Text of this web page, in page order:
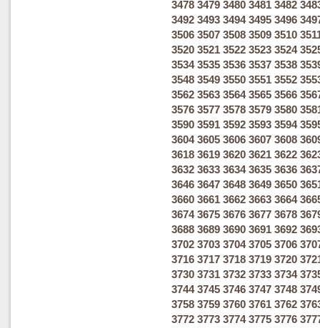
3478 3479 3480 3481 3482
3492 3493 3494 3495 3496
3506 3507 3508 3509 3510
3520 3521 3522 3523 3524
3534 3535 3536 3537 3538
3548 3549 3550 3551 3552
3562 3563 3564 3565 3566
3576 3577 3578 3579 3580
3590 3591 3592 3593 3594
3604 3605 3606 3607 3608
3618 3619 3620 3621 3622
3632 3633 3634 3635 3636
3646 3647 3648 3649 3650
3660 3661 3662 3663 3664
3674 3675 3676 3677 3678
3688 3689 3690 3691 3692
3702 3703 3704 3705 3706
3716 3717 3718 3719 3720
3730 3731 3732 3733 3734
3744 3745 3746 3747 3748
3758 3759 3760 3761 3762
3772 3773 3774 3775 3776